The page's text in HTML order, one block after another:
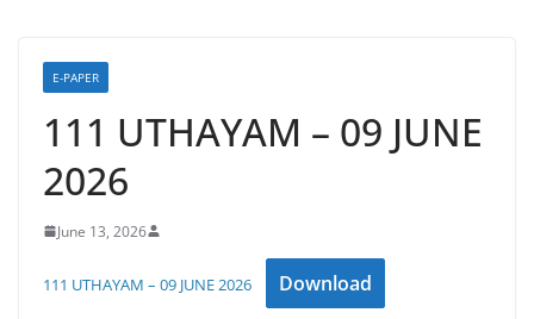
E-PAPER
111 UTHAYAM – 09 JUNE
2026
June 13, 2026
111 UTHAYAM – 09 JUNE 2026 Download